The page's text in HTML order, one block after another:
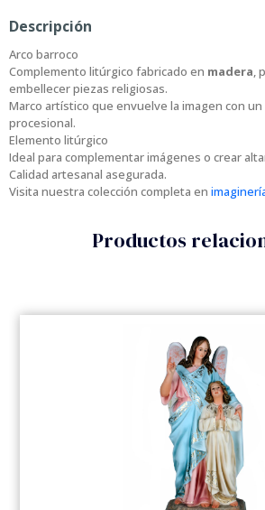
Descripción
Arco barroco
Complemento litúrgico fabricado en madera,
embellecer piezas religiosas.
Marco artístico que envuelve la imagen con
procesional.
Elemento litúrgico
Ideal para complementar imágenes o crear
Calidad artesanal asegurada.
Visita nuestra colección completa en
Productos